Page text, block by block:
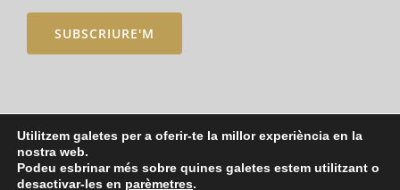
Copyright 2021 - Fundació Albert Bosch |
Utilitzem galetes per a oferir-te la millor experiència en la
nostra web.
Podeu esbrinar més sobre quines galetes estem utilitzant o
desactivar-les en parèmetres.